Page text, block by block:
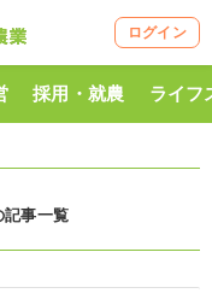
ログイン
採用・就農 ライフ
記事一覧